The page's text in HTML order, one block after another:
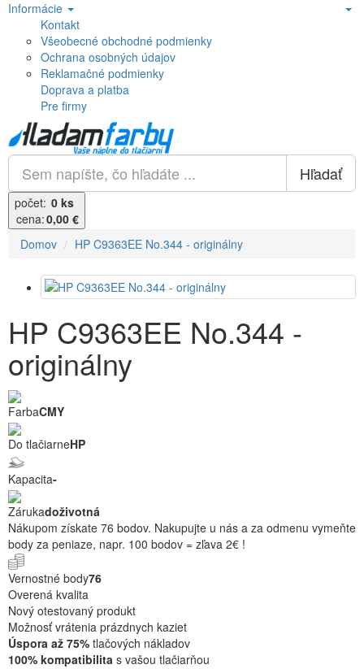
Informácie
Kontakt
Všeobecné obchodné podmienky
Ochrana osobných údajov
Reklamačné podmienky
Doprava a platba
Pre firmy
Hľadať
počet: 0 ks
cena:0,00 €
Domov
HP C9363EE No.344 - originálny
HP C9363EE No.344 -
originálny
FarbaCMY
Do tlačiarneHP
Kapacita-
Zárukadoživotná
Nákupom získate 76 bodov. Nakupujte u nás a za odmenu vymeňte
body za peniaze, napr. 100 bodov = zľava 2€ !
Vernostné body76
Overená kvalita
Nový otestovaný produkt
Možnosť vrátenia prázdnych kaziet
Úspora až 75% tlačových nákladov
100% kompatibilita s vašou tlačiarňou